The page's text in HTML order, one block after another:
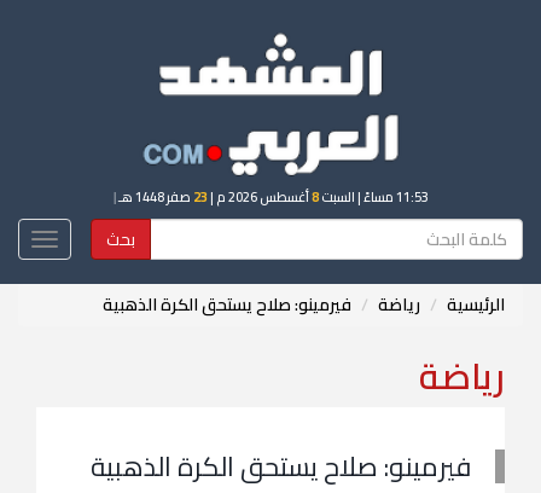
11:53 مساءً | السبت8أغسطس 2026 م | 23 صفر 1448 هـ |
بحث
الرئيسية رياضة فيرمينو: صلاح يستحق الكرة الذهبية
رياضة
فيرمينو: صلاح يستحق الكرة الذهبية